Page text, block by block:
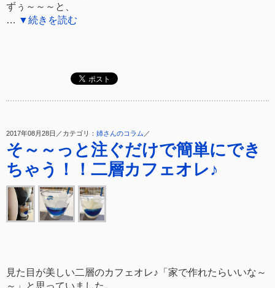
ずぅ～～～と、
… ▼続きを読む
2017年08月28日／カテゴリ： 姉さんのコラム ／
そ～～っと注ぐだけで簡単にでき
ちゃう！！二層カフェオレ♪
見た目が美しい二層のカフェオレ♪「家で作れたらいいな～
～」と思っていました。